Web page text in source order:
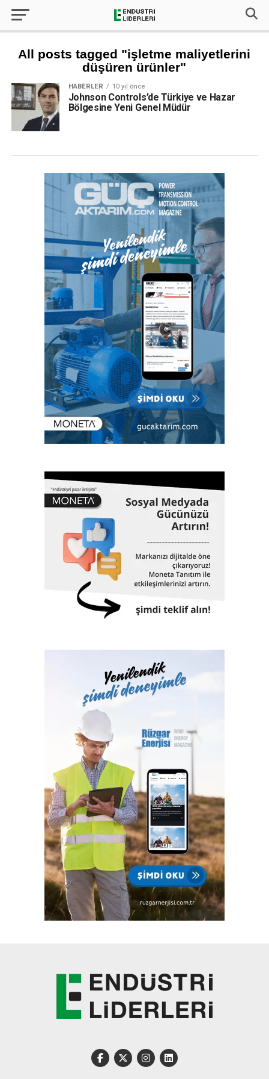
All posts tagged "işletme maliyetlerini
düşüren ürünler"
HABERLER 10 yıl önce
Johnson Controls’de Türkiye ve Hazar
Bölgesine Yeni Genel Müdür